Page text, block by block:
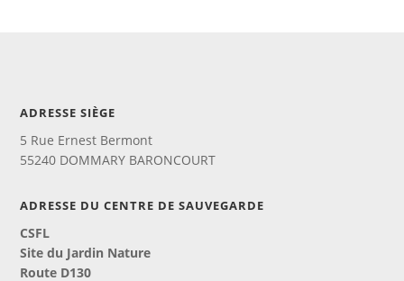
ADRESSE SIÈGE
5 Rue Ernest Bermont
55240 DOMMARY BARONCOURT
ADRESSE DU CENTRE DE SAUVEGARDE
CSFL
Site du Jardin Nature
Route D130